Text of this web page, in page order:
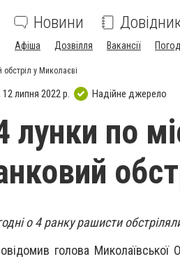
Новини
Афіша Дозвілля Вакансії
обстріл у Миколаєві
липня 2022 р. Надійне джерело
лунки по
о 4 ранку рашисти
голова